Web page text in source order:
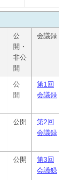
公
開・
非公
開
会議録
公
開
第1回
会議録
公開
第2回
会議録
公開
第3回
会議録